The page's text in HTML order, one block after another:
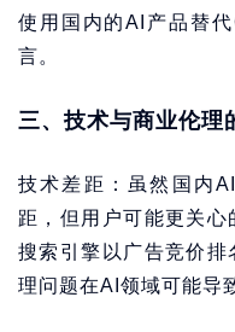
使用国内的AI产品替
言。
三、技术与商业伦理
技术差距：虽然国内
距，但用户可能更关
搜索引擎以广告竞价
理问题在AI领域可能导